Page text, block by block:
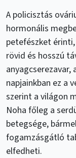
A policisztás
hormonális
petefészket
rövid és hosszú
anyagcserezavar,
napjainkban ez a
szerint a világon
Noha főleg a
betegsége,
fogamzásgátló
elfedheti.